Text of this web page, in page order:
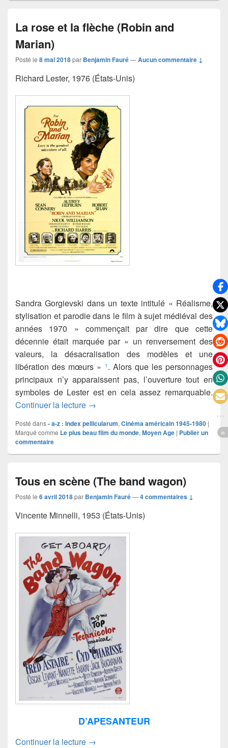
La rose et la flèche (Robin and
Marian)
Posté le 8 mai 2018par Benjamin Fauré—Aucun commentaire ↓
Richard Lester, 1976 (États-Unis)
Sandra Gorgievski dans un texte intitulé « Réalisme,
stylisation et parodie dans le film à sujet médiéval des
années 1970 » commençait par dire que cette
décennie était marquée par « un renversement des
valeurs, la désacralisation des modèles et une
libération des mœurs »
1 . Alors que les personnages
principaux n’y apparaissent pas, l’ouverture tout en
symboles de Lester est en cela assez remarquable.
Continuer la lecture La rose et la flèche (Robin and Marian)
→
Posté dans- a-z : Index pellicularum, Cinéma américain 1945-1980 |
Marqué comme Le plus beau film du monde, Moyen Age | Publier un
commentaire
Tous en scène (The band wagon)
Posté le 6 avril 2018par Benjamin Fauré—4 commentaires ↓
Vincente Minnelli, 1953 (États-Unis)
D’APESANTEUR
Continuer la lecture Tous en scène (The band wagon)
→